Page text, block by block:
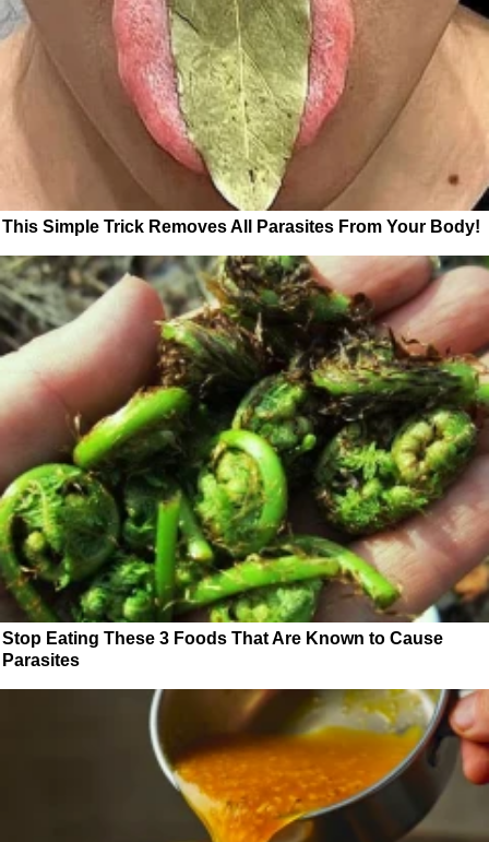
This Simple Trick Removes All Parasites From Your Body!
Stop Eating These 3 Foods That Are Known to Cause
Parasites